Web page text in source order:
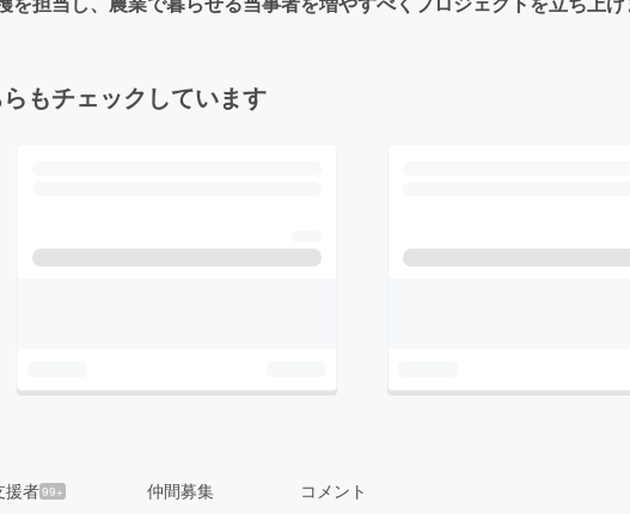
もチェックしています
援者99+ 仲間募集 コメント